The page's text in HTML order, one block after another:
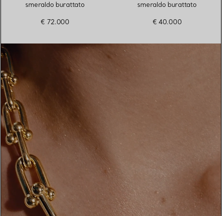
smeraldo burattato
€ 72.000
smeraldo burattato
€ 40.000